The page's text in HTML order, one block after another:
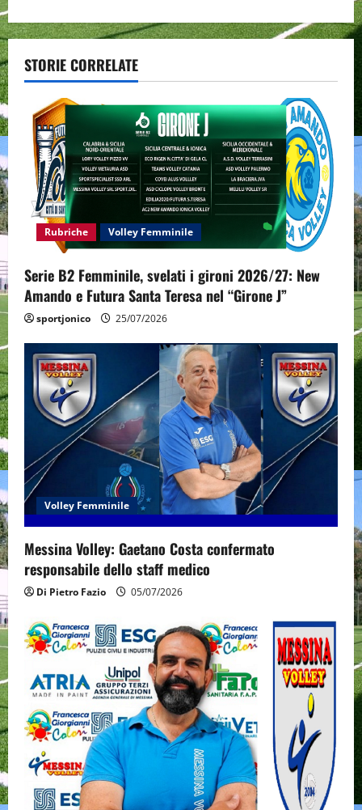
n
a
v
g
a
i
o
n
STORIE CORRELATE
Rubriche Volley Femminile
Serie B2 Femminile, svelati i gironi 2026/27: New
Amando e Futura Santa Teresa nel “Girone J”
sportjonico 25/07/2026
Volley Femminile
Messina Volley: Gaetano Costa confermato
responsabile dello staff medico
Di Pietro Fazio 05/07/2026